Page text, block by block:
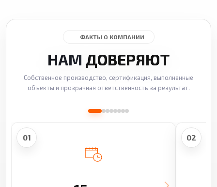
ФАКТЫ О КОМПАНИИ
НАМ ДОВЕРЯЮТ
Собственное производство, сертификация, выполненные
объекты и прозрачная ответственность за результат.
01 02